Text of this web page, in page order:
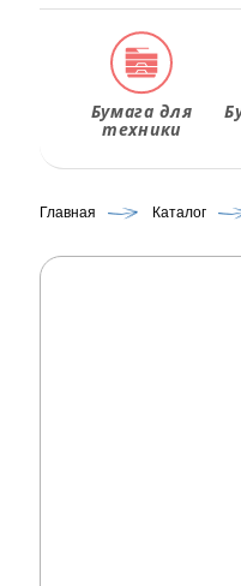
Бумага для
техники
Главная Каталог